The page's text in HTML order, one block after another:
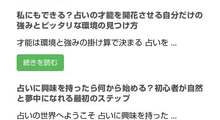
私にもできる？占いの才能を開花させる自分だけの
強みとピッタリな環境の見つけ方
才能は環境と強みの掛け算で決まる 占いを ...
続きを読む
占いに興味を持ったら何から始める？初心者が自然
と夢中になれる最初のステップ
占いの世界へようこそ 占いに興味を持った ...